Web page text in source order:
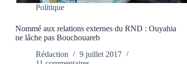
Politique
Nommé aux relations externes du RND : Ouyahia
ne lâche pas Bouchouareb
Rédaction
9 juillet 2017